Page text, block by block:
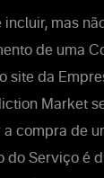
mas
de uma
site da
Market
compra de
do Serviço é